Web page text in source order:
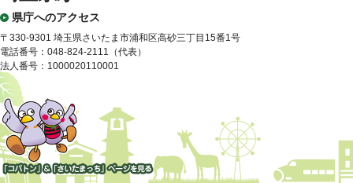
県庁へのアクセス
〒330-9301 埼玉県さいたま市浦和区高砂三丁目15番1号
電話番号：048-824-2111（代表）
法人番号：1000020110001
「コバトン」&「さいたまっ